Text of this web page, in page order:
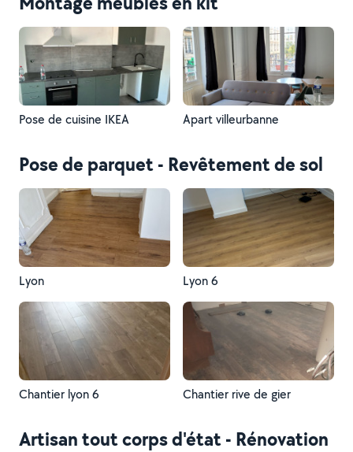
Pose de cuisine IKEA Apart villeurbanne
Pose de parquet - Revêtement de sol
Lyon Lyon 6
Chantier lyon 6 Chantier rive de gier
Artisan tout corps d'état - Rénovation